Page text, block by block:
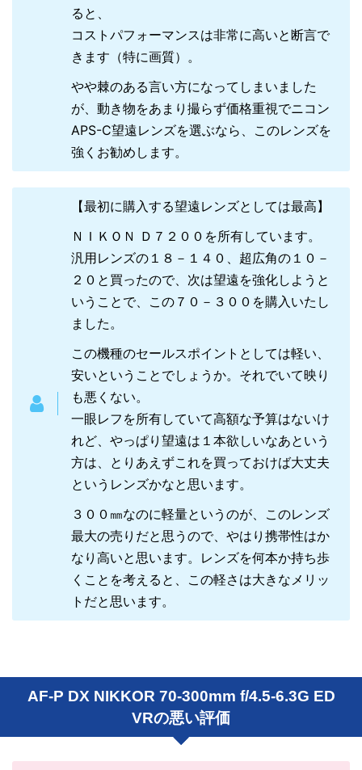
ると、
コストパフォーマンスは非常に高いと断言で
きます（特に画質）。
やや棘のある言い方になってしまいました
が、動き物をあまり撮らず価格重視でニコン
APS-C望遠レンズを選ぶなら、このレンズを
強くお勧めします。
【最初に購入する望遠レンズとしては最高】
ＮＩＫＯＮ Ｄ７２００を所有しています。
汎用レンズの１８－１４０、超広角の１０－
２０と買ったので、次は望遠を強化しようと
いうことで、この７０－３００を購入いたし
ました。
この機種のセールスポイントとしては軽い、
安いということでしょうか。それでいて映り
も悪くない。
一眼レフを所有していて高額な予算はないけ
れど、やっぱり望遠は１本欲しいなあという
方は、とりあえずこれを買っておけば大丈夫
というレンズかなと思います。
３００㎜なのに軽量というのが、このレンズ
最大の売りだと思うので、やはり携帯性はか
なり高いと思います。レンズを何本か持ち歩
くことを考えると、この軽さは大きなメリッ
トだと思います。
AF-P DX NIKKOR 70-300mm f/4.5-6.3G ED
VRの悪い評価